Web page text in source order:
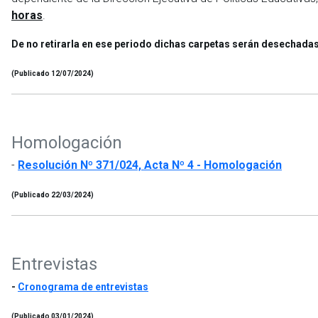
horas.
De no retirarla en ese periodo dichas carpetas serán
(Publicado 12/07/2024)
Homologación
- Resolución Nº 371/024, Acta Nº 4 - Homologación
(Publicado 22/03/2024)
Entrevistas
- Cronograma de entrevistas
(Publicado 03/01/2024)